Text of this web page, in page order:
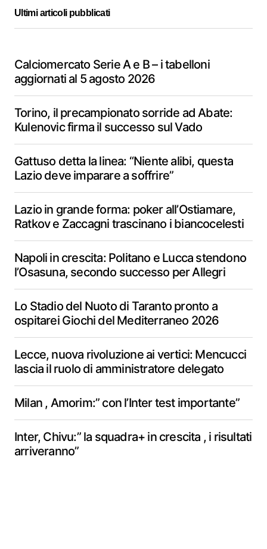
Ultimi articoli pubblicati
Calciomercato Serie A e B – i tabelloni
aggiornati al 5 agosto 2026
Torino, il precampionato sorride ad Abate:
Kulenovic firma il successo sul Vado
Gattuso detta la linea: “Niente alibi, questa
Lazio deve imparare a soffrire”
Lazio in grande forma: poker all’Ostiamare,
Ratkov e Zaccagni trascinano i biancocelesti
Napoli in crescita: Politano e Lucca stendono
l’Osasuna, secondo successo per Allegri
Lo Stadio del Nuoto di Taranto pronto a
ospitarei Giochi del Mediterraneo 2026
Lecce, nuova rivoluzione ai vertici: Mencucci
lascia il ruolo di amministratore delegato
Milan , Amorim:” con l’Inter test importante”
Inter, Chivu:” la squadra+ in crescita , i risultati
arriveranno”